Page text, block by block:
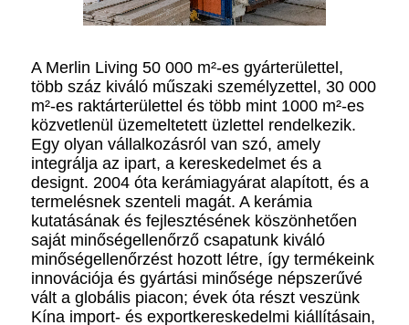
A Merlin Living 50 000 m²-es gyárterülettel,
több száz kiváló műszaki személyzettel, 30 000
m²-es raktárterülettel és több mint 1000 m²-es
közvetlenül üzemeltetett üzlettel rendelkezik.
Egy olyan vállalkozásról van szó, amely
integrálja az ipart, a kereskedelmet és a
designt. 2004 óta kerámiagyárat alapított, és a
termelésnek szenteli magát. A kerámia
kutatásának és fejlesztésének köszönhetően
saját minőségellenőrző csapatunk kiváló
minőségellenőrzést hozott létre, így termékeink
innovációja és gyártási minősége népszerűvé
vált a globális piacon; évek óta részt veszünk
Kína import- és exportkereskedelmi kiállításain,